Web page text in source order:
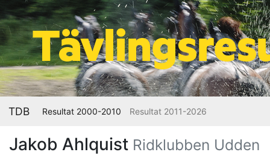
TDB Resultat 2000-2010 Resultat 2011-2026
Jakob Ahlquist Ridklubben Udden